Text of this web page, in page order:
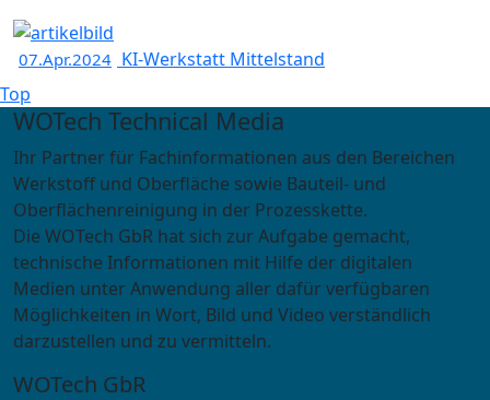
07.Apr.2024 KI-Werkstatt Mittelstand
Top
WOTech Technical Media
Ihr Partner für Fachinformationen aus den Bereichen
Werkstoff und Oberfläche sowie Bauteil- und
Oberflächenreinigung in der Prozesskette.
Die WOTech GbR hat sich zur Aufgabe gemacht,
technische Informationen mit Hilfe der digitalen
Medien unter Anwendung aller dafür verfügbaren
Möglichkeiten in Wort, Bild und Video verständlich
darzustellen und zu vermitteln.
WOTech GbR